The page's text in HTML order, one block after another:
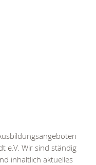
e.V. Wir sind ständig
inhaltlich aktuelles